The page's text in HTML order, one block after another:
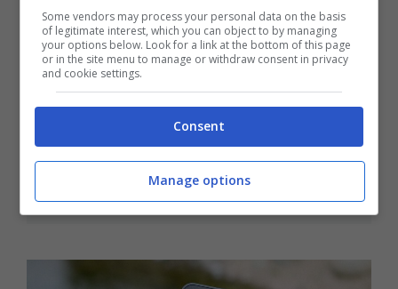
Hai un amico segreto tra i tuoi
contatti di WhatsApp: ecco come
23 Novembre 2024
Some vendors may process your personal data on the basis
of legitimate interest, which you can object to by managing
your options below. Look for a link at the bottom of this page
or in the site menu to manage or withdraw consent in privacy
and cookie settings.
Consent
Manage options